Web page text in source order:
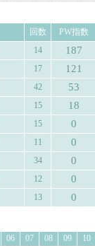
回数
PW指数
14 187
17 121
42 53
15 18
15 0
11 0
34 0
12 0
13 0
06 07 08 09
10